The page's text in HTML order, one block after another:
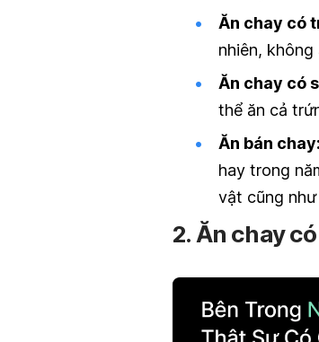
Ăn chay có
nhiên,
Ăn chay có
thể ăn cả
Ăn bán
hay trong
vật cũng
2. Ăn chay